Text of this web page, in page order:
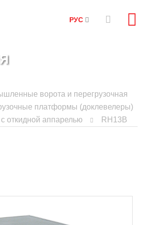
РУС
ворота и перегрузочная
платформы (доклевелеры)
откидной аппарелью
RH13B